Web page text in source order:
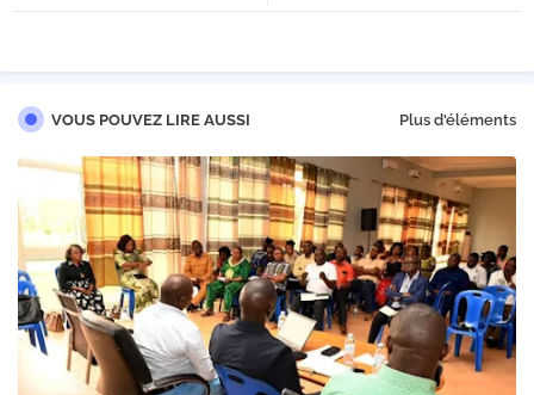
VOUS POUVEZ LIRE AUSSI Plus d'éléments